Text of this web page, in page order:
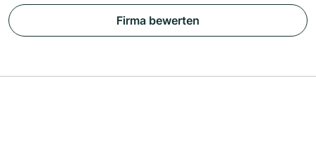
Firma bewerten